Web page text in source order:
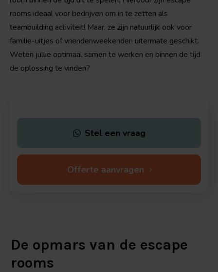
rooms ideaal voor bedrijven om in te zetten als
teambuilding activiteit! Maar, ze zijn natuurlijk ook voor
familie-uitjes of vriendenweekenden uitermate geschikt.
Weten jullie optimaal samen te werken en binnen de tijd
de oplossing te vinden?
Stel een vraag
Offerte aanvragen
De opmars van de escape
rooms